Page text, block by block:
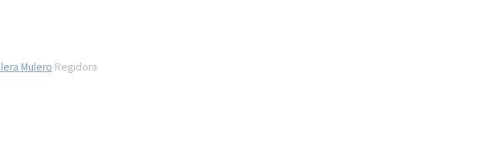
Mulero Regidora